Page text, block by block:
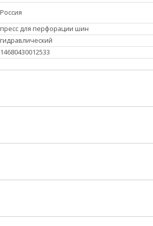
Россия
пресс для перфорации шин
гидравлический
14680430012533